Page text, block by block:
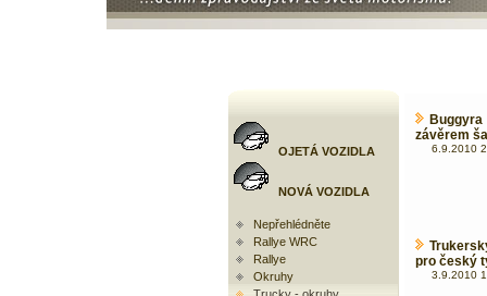
OJETÁ VOZIDLA
NOVÁ VOZIDLA
Nepřehlédněte
Rallye WRC
Rallye
Okruhy
závěrem
6.9.2010
pro český
3.9.2010